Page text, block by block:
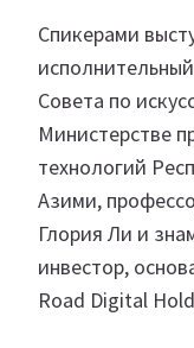
Спикерами
Совета по
Министерстве
технологий
Азими,
Глория Ли и
инвестор,
Road Digital